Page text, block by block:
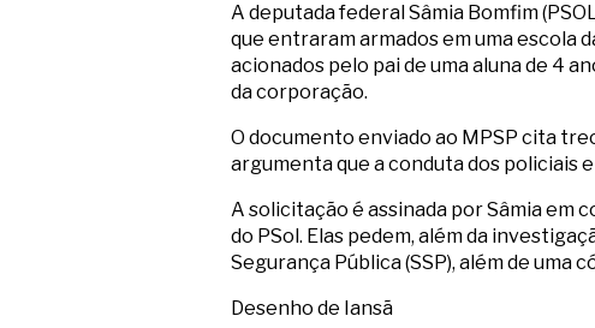
A deputada federal Sâmia Bomfim
que entraram armados em uma escola
acionados pelo pai de uma aluna de 4
da corporação.
O documento enviado ao MPSP cita
argumenta que a conduta dos policiais
A solicitação é assinada por Sâmia em
do PSol. Elas pedem, além da
Segurança Pública (SSP), além de uma
Desenho de Iansã